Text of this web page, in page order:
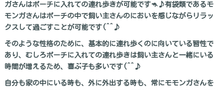
ガさんはポーチに入れての連れ歩きが可能です🦘♪有袋類であるモ
モンガさんはポーチの中で飼い主さんのにおいを感じながらリラッ
クスして過ごすことが可能です(^^♪
そのような性格のために、基本的に連れ歩くのに向いている習性で
あり、むしろポーチに入れての連れ歩きは飼い主さんと一緒にいる
時間が増えるため、喜ぶ子も多いです(^^♪
自分も家の中にいる時も、外に外出する時も、常にモモンガさんを